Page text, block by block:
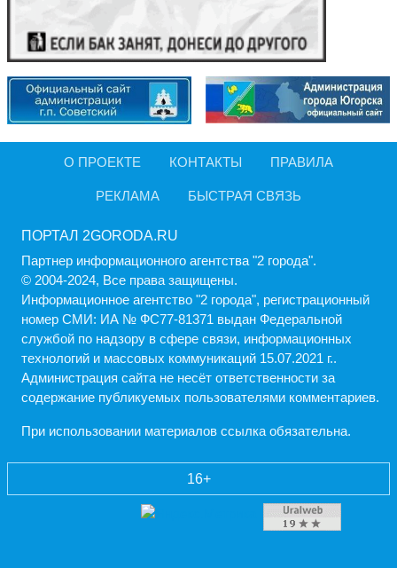
О ПРОЕКТЕ КОНТАКТЫ ПРАВИЛА
РЕКЛАМА БЫСТРАЯ СВЯЗЬ
ПОРТАЛ 2GORODA.RU
Партнер информационного агентства "2 города".
© 2004-2024, Все права защищены.
Информационное агентство "2 города", регистрационный
номер СМИ: ИА № ФС77-81371 выдан Федеральной
службой по надзору в сфере связи, информационных
технологий и массовых коммуникаций 15.07.2021 г..
Администрация cайта не несёт ответственности за
содержание публикуемых пользователями комментариев.
При использовании материалов ссылка обязательна.
16+